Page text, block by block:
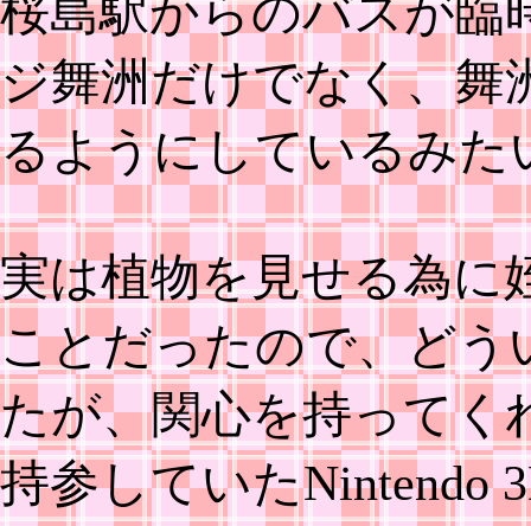
桜島駅からのバスが臨
ジ舞洲だけでなく、舞
るようにしているみた
実は植物を見せる為に
ことだったので、どう
たが、関心を持ってく
持参していたNintendo